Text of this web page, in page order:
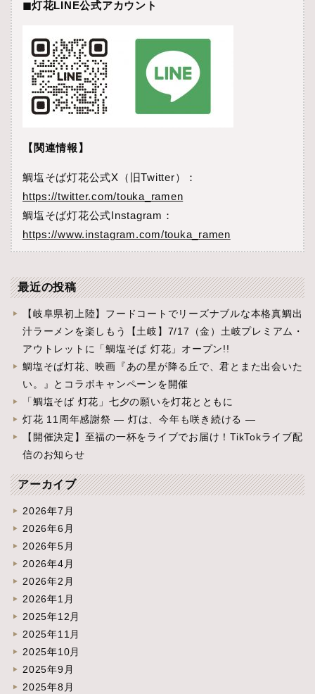
◼︎灯花LINE公式アカウント
【関連情報】
鯛塩そば灯花公式X（旧Twitter）：
https://twitter.com/touka_ramen
鯛塩そば灯花公式Instagram：
https://www.instagram.com/touka_ramen
最近の投稿
【岐阜県初上陸】フードコートでリーズナブルな本格真鯛出
汁ラーメンを楽しもう【土岐】7/17（金）土岐プレミアム・
アウトレットに「鯛塩そば 灯花」オープン!!
鯛塩そば灯花、映画『あの星が降る丘で、君とまた出会いた
い。』とコラボキャンペーンを開催
「鯛塩そば 灯花」七夕の願いを灯花とともに
灯花 11周年感謝祭 ― 灯は、今年も咲き続ける ―
【開催決定】至福の一杯をライブでお届け！TikTokライブ配
信のお知らせ
アーカイブ
2026年7月
2026年6月
2026年5月
2026年4月
2026年2月
2026年1月
2025年12月
2025年11月
2025年10月
2025年9月
2025年8月